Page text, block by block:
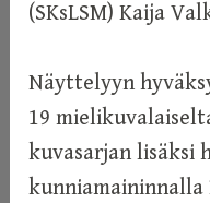
(SKsLSM) Kaija
Näyttelyyn
19
kuvasarjan lisäksi